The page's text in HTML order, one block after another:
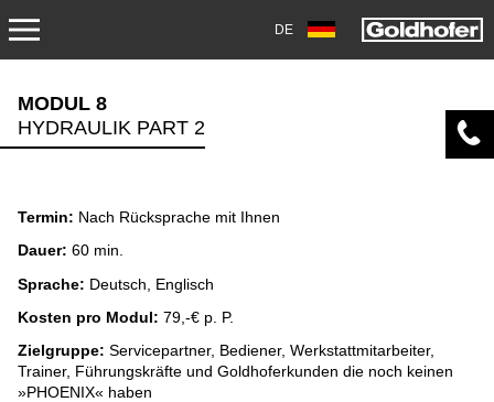
DE
TRANSPORT
OVERHAUL/REPARATUR
AIRPORT
MODUL 8
HYDRAULIK PART 2
Termin: Nach Rücksprache mit Ihnen
Dauer: 60 min.
Sprache: Deutsch, Englisch
Kosten pro Modul: 79,-€ p. P.
Zielgruppe: Servicepartner, Bediener, Werkstattmitarbeiter,
Trainer, Führungskräfte und Goldhoferkunden die noch keinen
»PHOENIX« haben